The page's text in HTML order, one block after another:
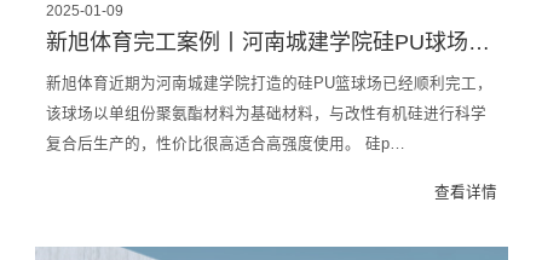
2025-01-09
新旭体育完工案例丨河南城建学院硅PU球场完工
新旭体育近期为河南城建学院打造的硅PU篮球场已经顺利完工，
该球场以单组份聚氨酯材料为基础材料，与改性有机硅进行科学
复合后生产的，性价比很高适合高强度使用。 硅p…
查看详情